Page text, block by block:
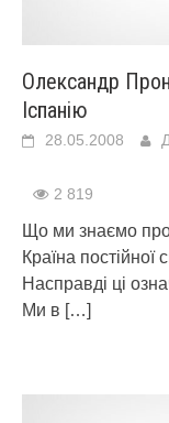
Олександр
Іспанію
28.05.2008
2 819
Що ми знаємо
Країна
Насправді ці
Ми в […]